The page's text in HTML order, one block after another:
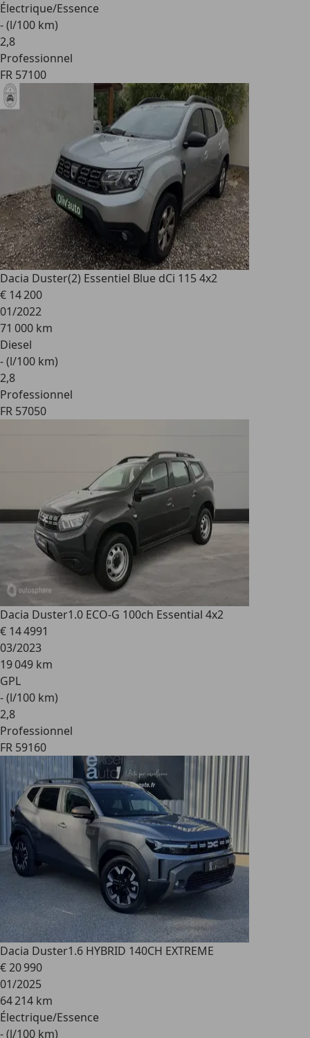
Électrique/Essence
- (l/100 km)
2,8
Professionnel
FR 57100
Dacia Duster(2) Essentiel Blue dCi 115 4x2
€ 14 200
01/2022
71 000 km
Diesel
- (l/100 km)
2,8
Professionnel
FR 57050
Dacia Duster1.0 ECO-G 100ch Essential 4x2
€ 14 4991
03/2023
19 049 km
GPL
- (l/100 km)
2,8
Professionnel
FR 59160
Dacia Duster1.6 HYBRID 140CH EXTREME
€ 20 990
01/2025
64 214 km
Électrique/Essence
- (l/100 km)